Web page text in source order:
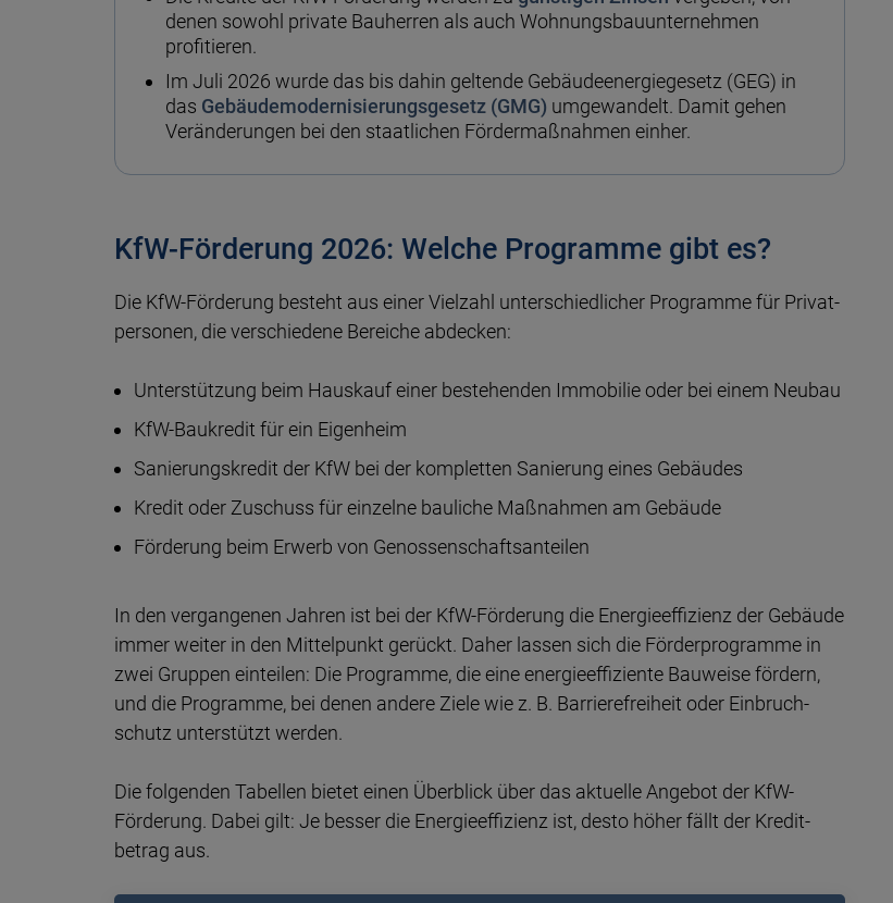
denen sowohl private Bauherren als auch Wohnungsbauunternehmen
profitieren.
Im Juli 2026 wurde das bis dahin geltende Gebäudeenergiegesetz (GEG) in
das Gebäudemodernisierungsgesetz (GMG) umgewandelt. Damit gehen
Veränderungen bei den staatlichen Fördermaßnahmen einher.
KfW-Förderung 2026: Welche Programme gibt es?
Die KfW-Förde­rung besteht aus einer Viel­zahl unter­schied­licher Pro­gramme für Privat­
personen, die verschie­dene Bereiche ab­decken:
Unter­stüt­zung beim Haus­kauf einer beste­henden Immo­bilie oder bei einem Neu­bau
KfW-Bau­kredit für ein Eigen­heim
Sanie­rungs­kredit der KfW bei der komplet­ten Sanie­rung eines Gebäu­des
Kredit oder Zu­schuss für einzel­ne bau­liche Maß­nahmen am Gebäu­de
Förderung beim Erwerb von Genossenschaftsanteilen
In den vergan­genen Jahren ist bei der KfW-Förde­rung die Energie­effi­zienz der Gebäu­de
immer weiter in den Mittel­punkt gerückt. Daher lassen sich die Förder­pro­gramme in
zwei Gruppen ein­tei­len: Die Pro­gramme, die eine energie­effi­ziente Bau­weise för­dern,
und die Programme, bei denen andere Ziele wie z. B. Barriere­frei­heit oder Ein­bruch­
schutz unter­stützt werden.
Die folgenden Tabel­len bietet einen Über­blick über das aktuelle Ange­bot der KfW-
Förde­rung. Dabei gilt: Je besser die Energie­effi­zienz ist, desto höher fällt der Kredit­
betrag aus.